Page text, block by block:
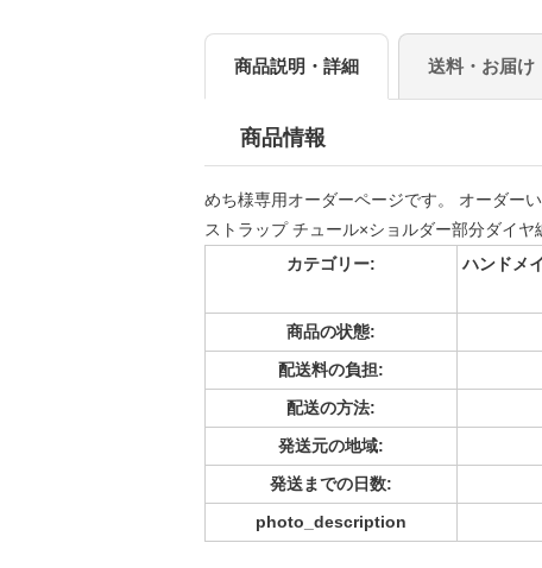
商品説明・詳細 送料・お届け
商品情報
めち様専用オーダーページです。 オーダー
ストラップ チュール×ショルダー部分ダイ
カテゴリー:
ハンドメ
商品の状態:
配送料の負担:
配送の方法:
発送元の地域:
発送までの日数:
photo_description